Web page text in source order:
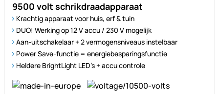
9500 volt schrikdraadapparaat
Krachtig apparaat voor huis, erf & tuin
DUO! Werking op 12 V accu / 230 V mogelijk
Aan-uitschakelaar + 2 vermogensniveaus instelbaar
Power Save-functie = energiebesparingsfunctie
Heldere BrightLight LED's + accu controle